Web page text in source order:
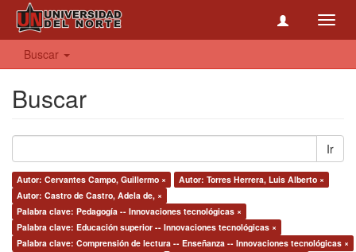
Buscar
Buscar
Ir
Autor: Cervantes Campo, Guillermo ×
Autor: Torres Herrera, Luis Alberto ×
Autor: Castro de Castro, Adela de, ×
Palabra clave: Pedagogía -- Innovaciones tecnológicas ×
Palabra clave: Educación superior -- Innovaciones tecnológicas ×
Palabra clave: Comprensión de lectura -- Enseñanza -- Innovaciones tecnológicas ×